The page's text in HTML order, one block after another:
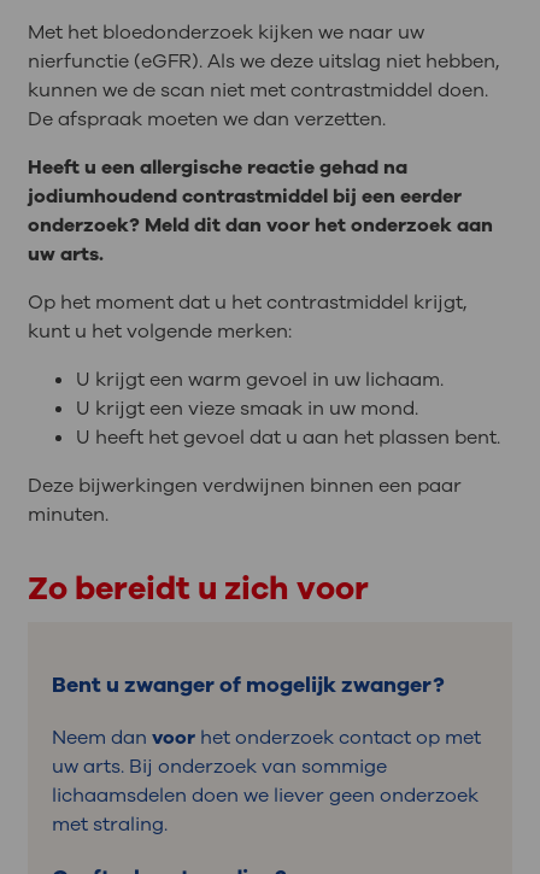
Met het bloedonderzoek kijken we naar uw
nierfunctie (eGFR). Als we deze uitslag niet hebben,
kunnen we de scan niet met contrastmiddel doen.
De afspraak moeten we dan verzetten.
Heeft u een allergische reactie gehad na
jodiumhoudend contrastmiddel bij een eerder
onderzoek? Meld dit dan voor het onderzoek aan
uw arts.
Op het moment dat u het contrastmiddel krijgt,
kunt u het volgende merken:
U krijgt een warm gevoel in uw lichaam.
U krijgt een vieze smaak in uw mond.
U heeft het gevoel dat u aan het plassen bent.
Deze bijwerkingen verdwijnen binnen een paar
minuten.
Zo bereidt u zich voor
Bent u zwanger of mogelijk zwanger?
Neem dan voorhet onderzoek contact op met
uw arts. Bij onderzoek van sommige
lichaamsdelen doen we liever geen onderzoek
met straling.